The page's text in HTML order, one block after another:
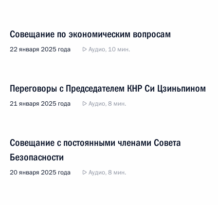
Совещание по экономическим вопросам
22 января 2025 года Аудио, 10 мин.
Переговоры с Председателем КНР Си Цзиньпином
21 января 2025 года Аудио, 8 мин.
Совещание с постоянными членами Совета
Безопасности
20 января 2025 года Аудио, 8 мин.